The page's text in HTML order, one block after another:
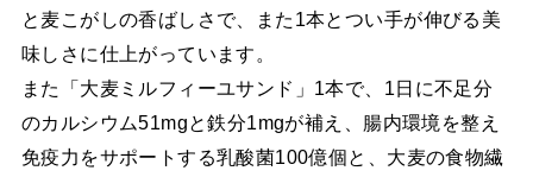
と麦こがしの香ばしさで、また1本とつい手が伸びる美
味しさに仕上がっています。
また「大麦ミルフィーユサンド」1本で、1日に不足分
のカルシウム51mgと鉄分1mgが補え、腸内環境を整え
免疫力をサポートする乳酸菌100億個と、大麦の食物繊